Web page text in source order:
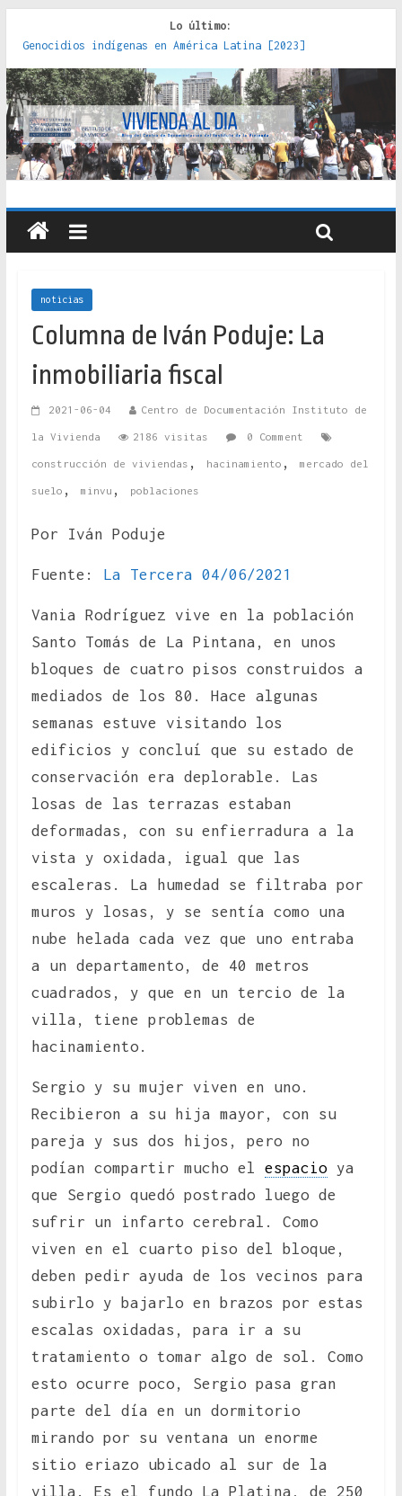
Lo último:
Genocidios indígenas en América Latina [2023]
Estudios sobre la espacialización de los Estados :
políticas, prácticas y representaciones [2022]
Donde el pedernal choca con el acero : hacia una teoría
crítica de las fronteras latinoamericanas [2020]
Criterios técnicos para una vivienda adecuada [2019]
Red de consultorios de la Caja del Seguro Obrero en
Santiago : un patrimonio emblemático [2014]
noticias
Columna de Iván Poduje: La
inmobiliaria fiscal
2021-06-04 Centro de Documentación Instituto de
la Vivienda 2186 visitas 0 Comment
construcción de viviendas , hacinamiento , mercado del
suelo , minvu , poblaciones
Por Iván Poduje
Fuente: La Tercera 04/06/2021
Vania Rodríguez vive en la población
Santo Tomás de La Pintana, en unos
bloques de cuatro pisos construidos a
mediados de los 80. Hace algunas
semanas estuve visitando los
edificios y concluí que su estado de
conservación era deplorable. Las
losas de las terrazas estaban
deformadas, con su enfierradura a la
vista y oxidada, igual que las
escaleras. La humedad se filtraba por
muros y losas, y se sentía como una
nube helada cada vez que uno entraba
a un departamento, de 40 metros
cuadrados, y que en un tercio de la
villa, tiene problemas de
hacinamiento.
Sergio y su mujer viven en uno.
Recibieron a su hija mayor, con su
pareja y sus dos hijos, pero no
podían compartir mucho el espacioya
que Sergio quedó postrado luego de
sufrir un infarto cerebral. Como
viven en el cuarto piso del bloque,
deben pedir ayuda de los vecinos para
subirlo y bajarlo en brazos por estas
escalas oxidadas, para ir a su
tratamiento o tomar algo de sol. Como
esto ocurre poco, Sergio pasa gran
parte del día en un dormitorio
mirando por su ventana un enorme
sitio eriazo ubicado al sur de la
villa. Es el fundo La Platina, de 250